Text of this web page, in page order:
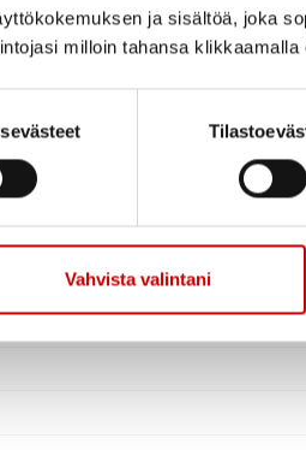
ja sisältöä, joka
milloin tahansa
Vahvista valintani